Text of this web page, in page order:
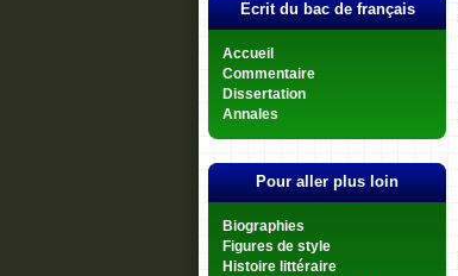
Ecrit du bac de français
Accueil
Commentaire
Dissertation
Annales
Pour aller plus loin
Biographies
Figures de style
Histoire littéraire